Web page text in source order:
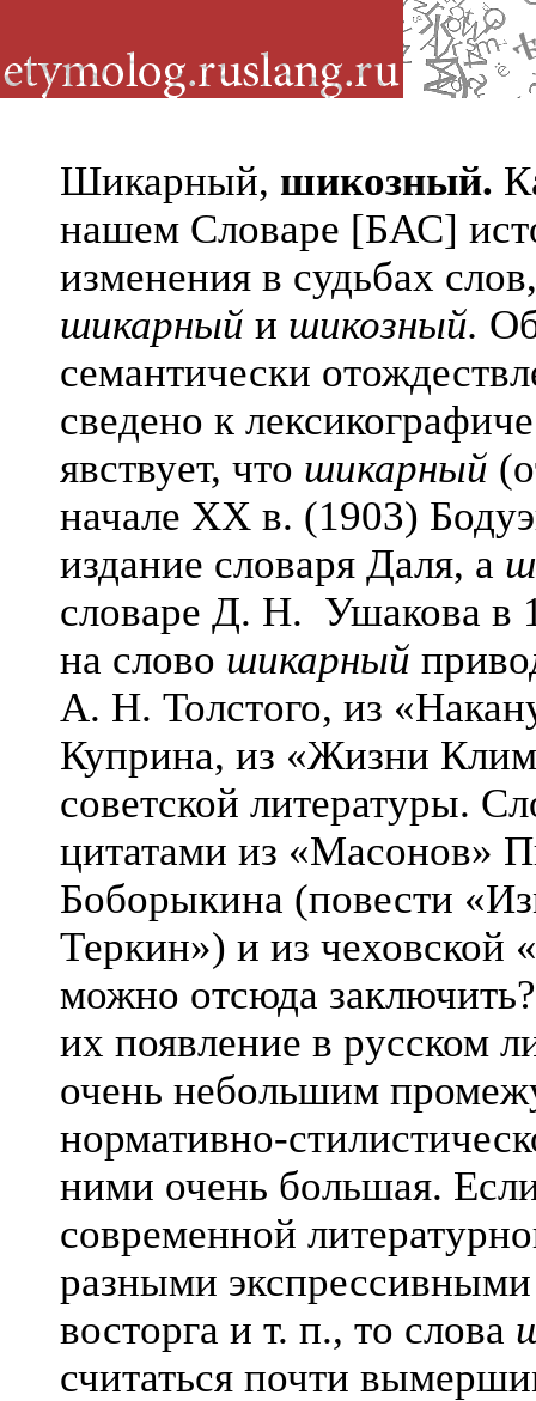
Шикарный, шикозный.
нашем Словаре [БАС]
изменения в судьбах
шикарный и шикозный.
семантически
сведено к
явствует, что шикарный
начале XX в. (1903)
издание словаря Даля, а
словаре Д. Н. Ушакова в
на слово шикарный
А. Н. Толстого, из
Куприна, из «Жизни
советской литературы.
цитатами из «Масонов»
Боборыкина (повести
Теркин») и из чеховской
можно отсюда
их появление в русском
очень небольшим
нормативно-
ними очень большая.
современной
разными
восторга и т. п., то слова
считаться почти